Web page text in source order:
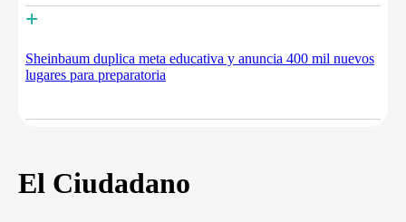
+
Sheinbaum duplica meta educativa y anuncia 400 mil nuevos
lugares para preparatoria
El Ciudadano